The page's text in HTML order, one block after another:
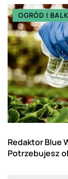
OGRÓD I
Redaktor Blue
Potrzebujesz